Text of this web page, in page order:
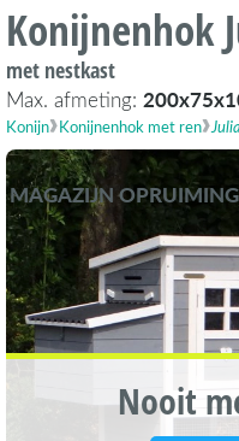
Konijnenhok
met nestkast
Max. afmeting:
Konijn Konijnenhok met ren Julia
MAGAZIJN OPRUIMING
Nooit